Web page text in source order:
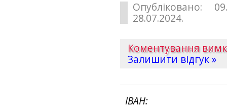
Опубліковано:
28.07.2024.
Коментування
Залишити відгук »
ІВАН